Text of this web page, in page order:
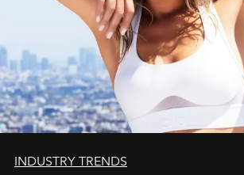
INDUSTRY TRENDS